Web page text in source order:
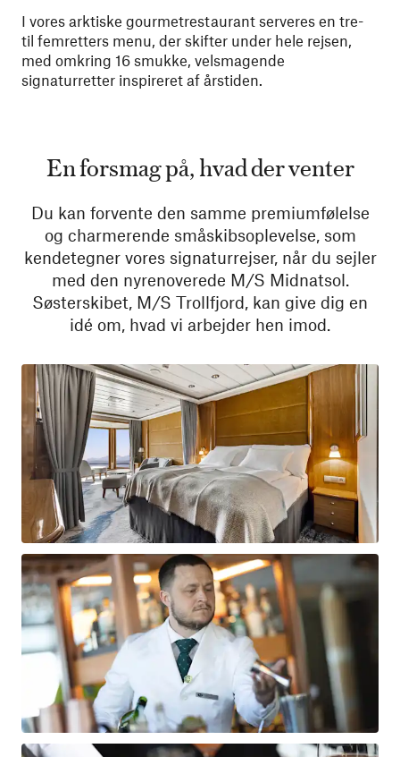
I vores arktiske gourmetrestaurant serveres en tre-
til femretters menu, der skifter under hele rejsen,
med omkring 16 smukke, velsmagende
signaturretter inspireret af årstiden.
En forsmag på, hvad der venter
Du kan forvente den samme premiumfølelse
og charmerende småskibsoplevelse, som
kendetegner vores signaturrejser, når du sejler
med den nyrenoverede M/S Midnatsol.
Søsterskibet, M/S Trollfjord, kan give dig en
idé om, hvad vi arbejder hen imod.